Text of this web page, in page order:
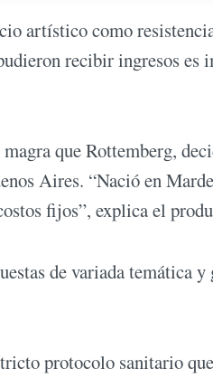
artístico como
recibir ingresos
que Rottemberg,
Aires. “Nació en
fijos”, explica el
de variada temática
protocolo sanitario